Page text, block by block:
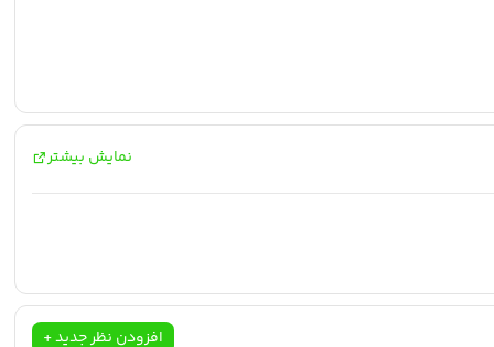
نمایش بیشتر
افزودن نظر جدید +